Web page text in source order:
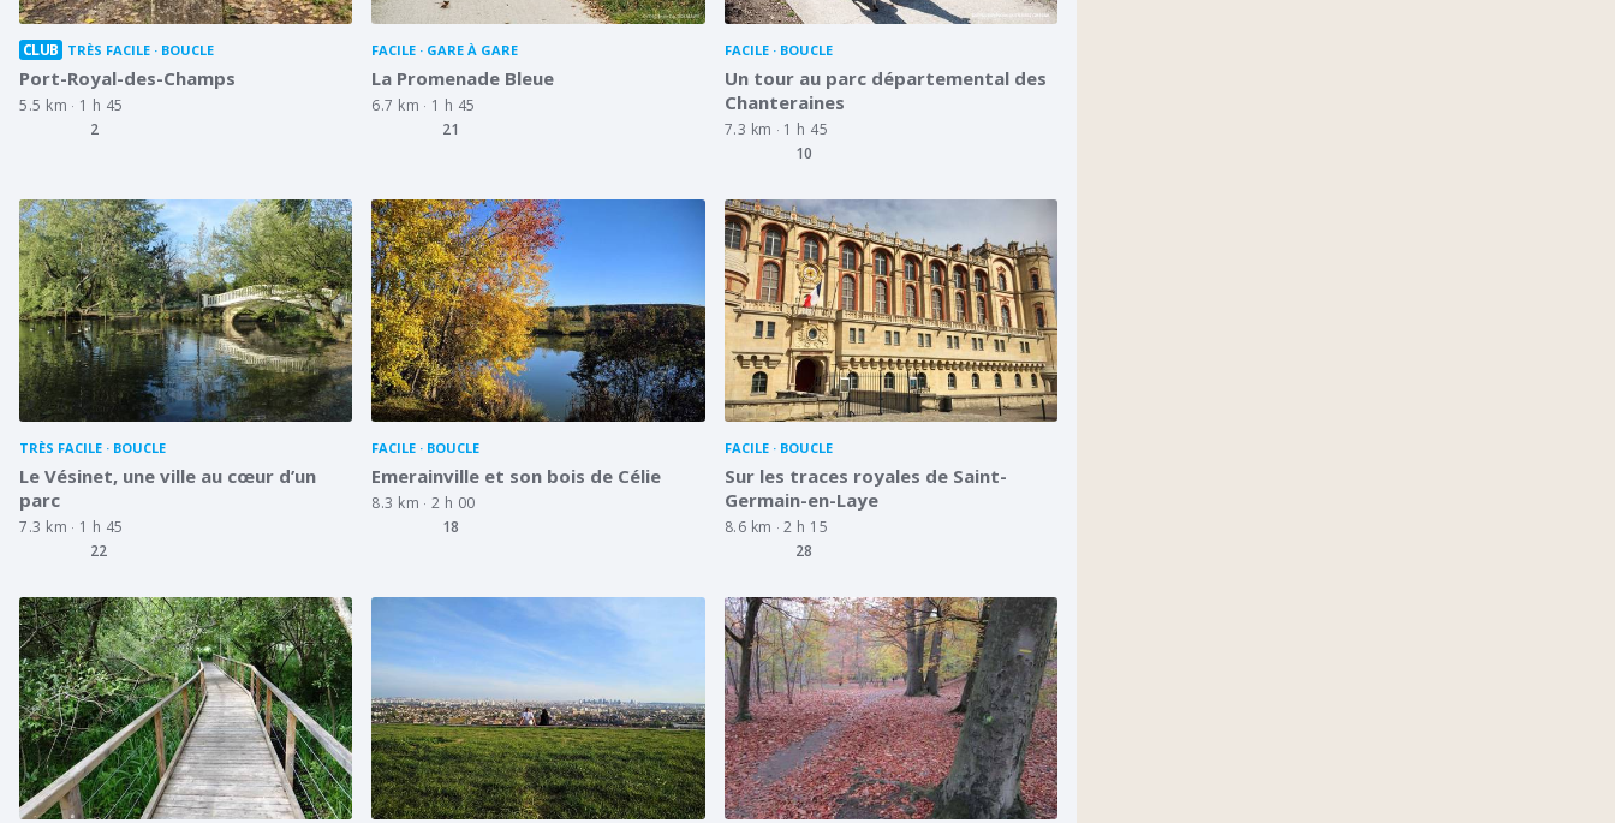
CLUB TRÈS FACILE BOUCLE
Port-Royal-des-Champs
5.5 km
1 h 45
2
FACILE GARE À GARE
La Promenade Bleue
6.7 km
1 h 45
21
FACILE BOUCLE
Un tour au parc départemental des
Chanteraines
7.3 km
1 h 45
10
TRÈS FACILE BOUCLE
Le Vésinet, une ville au cœur d’un
parc
7.3 km
1 h 45
22
FACILE BOUCLE
Emerainville et son bois de Célie
8.3 km
2 h 00
18
FACILE BOUCLE
Sur les traces royales de Saint-
Germain-en-Laye
8.6 km
2 h 15
28